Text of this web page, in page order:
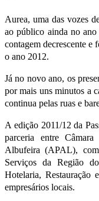
Aurea, uma das vozes
ao público ainda no
contagem decrescente e
o ano 2012.
Já no novo ano, os
por mais uns minutos a
continua pelas ruas e
A edição 2011/12 da
parceria entre
Albufeira (APAL),
Serviços da Região
Hotelaria, Restauração
empresários locais.